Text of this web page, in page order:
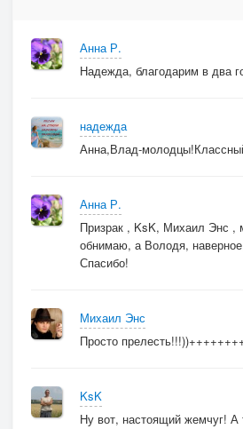
Анна Р.
Надежда, благодарим в два
надежда
Анна,Влад-
Анна Р.
Призрак , KsK, Михаил Энс ,
обнимаю, а Володя,
Спасибо!
Михаил Энс
Просто
KsK
Ну вот, настоящий жемчуг! А